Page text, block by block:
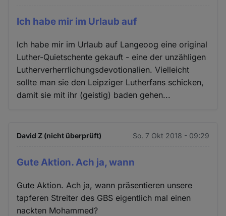
Ich habe mir im Urlaub auf
Ich habe mir im Urlaub auf Langeoog eine original
Luther-Quietschente gekauft - eine der unzähligen
Lutherverherrlichungsdevotionalien. Vielleicht
sollte man sie den Leipziger Lutherfans schicken,
damit sie mit ihr (geistig) baden gehen...
David Z (nicht überprüft) So. 7 Okt 2018 - 09:29
Gute Aktion. Ach ja, wann
Gute Aktion. Ach ja, wann präsentieren unsere
tapferen Streiter des GBS eigentlich mal einen
nackten Mohammed?